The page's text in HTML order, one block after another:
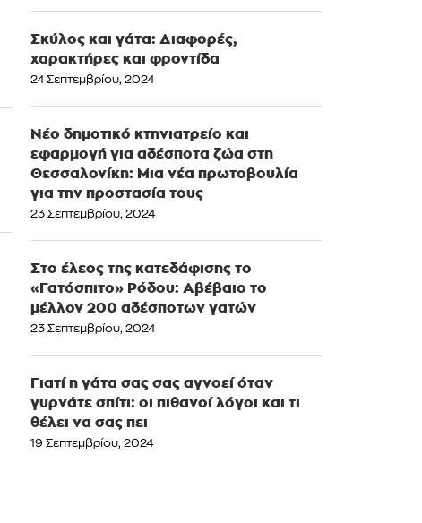
Σκύλος και γάτα: Διαφορές,
χαρακτήρες και φροντίδα
24 Σεπτεμβρίου, 2024
Νέο δημοτικό κτηνιατρείο και
εφαρμογή για αδέσποτα ζώα στη
Θεσσαλονίκη: Μια νέα πρωτοβουλία
για την προστασία τους
23 Σεπτεμβρίου, 2024
Στο έλεος της κατεδάφισης το
«Γατόσπιτο» Ρόδου: Αβέβαιο το
μέλλον 200 αδέσποτων γατών
23 Σεπτεμβρίου, 2024
Γιατί η γάτα σας σας αγνοεί όταν
γυρνάτε σπίτι: οι πιθανοί λόγοι και τι
θέλει να σας πει
19 Σεπτεμβρίου, 2024